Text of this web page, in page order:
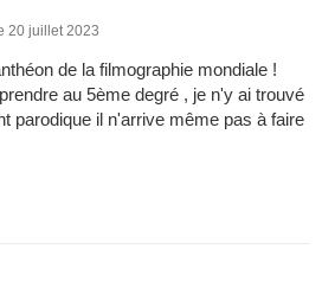
20 juillet 2023
de la filmographie mondiale !
au 5ème degré , je n'y ai trouvé
parodique il n'arrive même pas à faire